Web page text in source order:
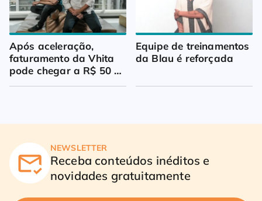
Após aceleração,
faturamento da Vhita
pode chegar a R$ 50
Equipe de treinamentos
da Blau é reforçada
NEWSLETTER
Receba conteúdos inéditos e
novidades gratuitamente